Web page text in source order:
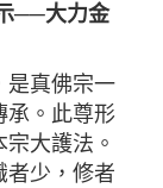
──大力金
是真佛宗一
承。此尊形
大護法。
者少，修者